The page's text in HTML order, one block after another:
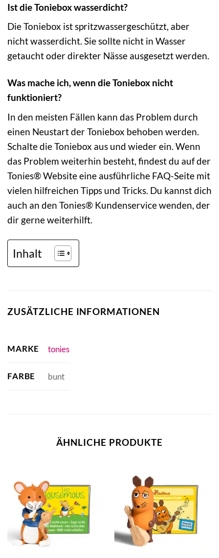
Ist die Toniebox wasserdicht?
Die Toniebox ist spritzwassergeschützt, aber
nicht wasserdicht. Sie sollte nicht in Wasser
getaucht oder direkter Nässe ausgesetzt werden.
Was mache ich, wenn die Toniebox nicht
funktioniert?
In den meisten Fällen kann das Problem durch
einen Neustart der Toniebox behoben werden.
Schalte die Toniebox aus und wieder ein. Wenn
das Problem weiterhin besteht, findest du auf der
Tonies® Website eine ausführliche FAQ-Seite mit
vielen hilfreichen Tipps und Tricks. Du kannst dich
auch an den Tonies® Kundenservice wenden, der
dir gerne weiterhilft.
Inhalt
ZUSÄTZLICHE INFORMATIONEN
MARKE tonies
FARBE bunt
ÄHNLICHE PRODUKTE